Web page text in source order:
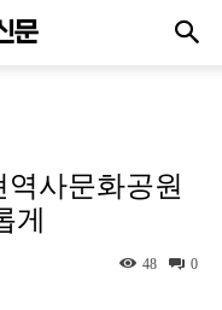
사문화공원
게
0
48